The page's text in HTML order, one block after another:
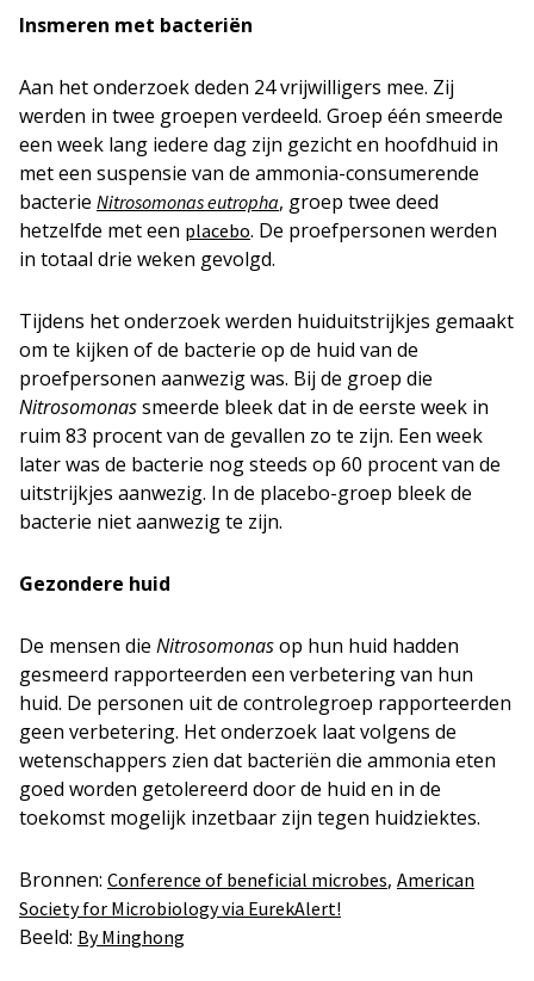
Insmeren met bacteriën
Aan het onderzoek deden 24 vrijwilligers mee. Zij
werden in twee groepen verdeeld. Groep één smeerde
een week lang iedere dag zijn gezicht en hoofdhuid in
met een suspensie van de ammonia-consumerende
bacterie Nitrosomonas eutropha, groep twee deed
hetzelfde met een placebo. De proefpersonen werden
in totaal drie weken gevolgd.
Tijdens het onderzoek werden huiduitstrijkjes gemaakt
om te kijken of de bacterie op de huid van de
proefpersonen aanwezig was. Bij de groep die
Nitrosomonassmeerde bleek dat in de eerste week in
ruim 83 procent van de gevallen zo te zijn. Een week
later was de bacterie nog steeds op 60 procent van de
uitstrijkjes aanwezig. In de placebo-groep bleek de
bacterie niet aanwezig te zijn.
Gezondere huid
De mensen die Nitrosomonasop hun huid hadden
gesmeerd rapporteerden een verbetering van hun
huid. De personen uit de controlegroep rapporteerden
geen verbetering. Het onderzoek laat volgens de
wetenschappers zien dat bacteriën die ammonia eten
goed worden getolereerd door de huid en in de
toekomst mogelijk inzetbaar zijn tegen huidziektes.
Bronnen: Conference of beneficial microbes, American
Society for Microbiology via EurekAlert!
Beeld: By Minghong